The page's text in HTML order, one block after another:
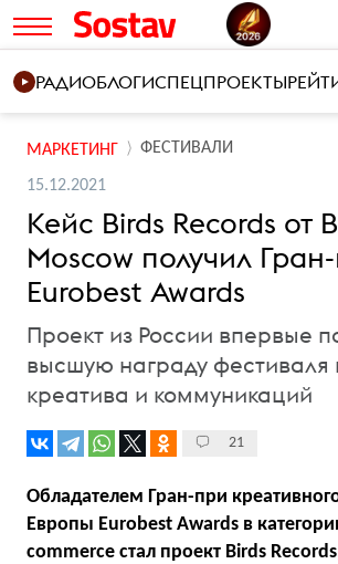
РАДИОБЛОГИСПЕЦПРОЕКТЫ
МАРКЕТИНГ ФЕСТИВАЛИ
15.12.2021
Кейс Birds Records от
Moscow получил
Eurobest Awards
Проект из России впервые
высшую награду фестиваля
креатива и коммуникаций
21
Обладателем Гран-при
Европы Eurobest Awards в
commerce стал проект Birds